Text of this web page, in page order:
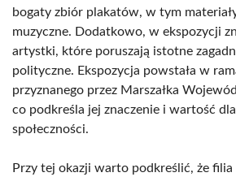
bogaty zbiór plakatów, w tym
muzyczne. Dodatkowo, w ekspozycji
artystki, które poruszają istotne
polityczne. Ekspozycja powstała w
przyznanego przez Marszałka
co podkreśla jej znaczenie i wartość
społeczności.
Przy tej okazji warto podkreślić, że